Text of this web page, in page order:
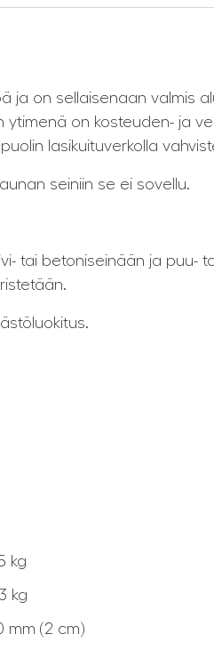
on sellaisenaan valmis
ytimenä on kosteuden- ja
lasikuituverkolla
seiniin se ei sovellu.
tai betoniseinään ja puu-
kg
kg
mm (2 cm)